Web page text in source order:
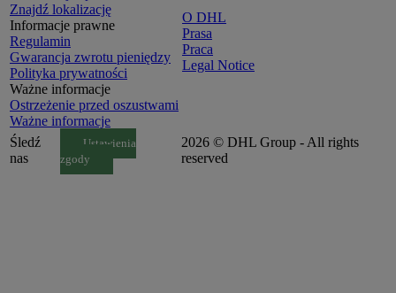
Znajdź lokalizację
Informacje prawne
Regulamin
Gwarancja zwrotu pieniędzy
Polityka prywatności
Ważne informacje
Ostrzeżenie przed oszustwami
Ważne informacje
O DHL
Prasa
Praca
Legal Notice
Śledź
nas
Ustawienia
zgody
2026 © DHL Group - All rights
reserved